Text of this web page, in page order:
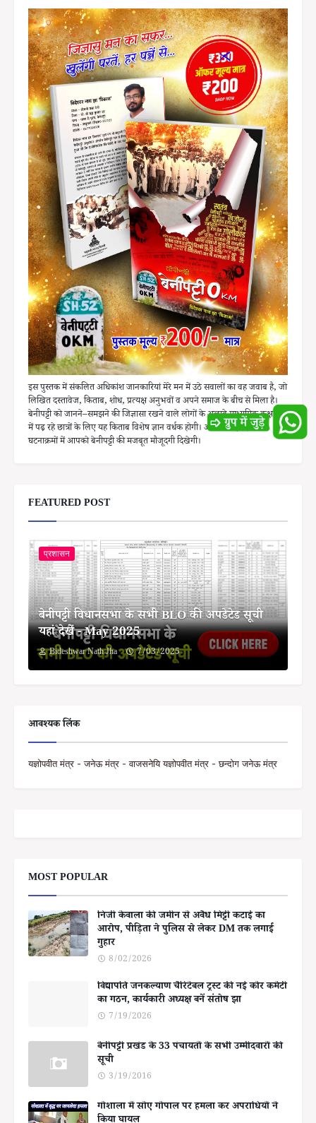
इस पुस्तक में संकलित अधिकांश जानकारियां मेरे मन में उठे सवालों का वह जवाब है, जो
लिखित दस्तावेज, किताब, शोध, प्रत्यक्ष अनुभवों व अपने समाज के बीच से मिला है।
बेनीपट्टी को जानने–समझने की जिज्ञासा रखने वाले लोगों के अलावे माध्यमिक कक्षाओं
में पढ़ रहे छात्रों के लिए यह किताब विशेष ज्ञान वर्धक होगी। अधिकांश ऐतिहासिक
घटनाक्रमों में आपको बेनीपट्टी की मजबूत मौजूदगी दिखेगी।
FEATURED POST
प्रशासन
बेनीपट्टी विधानसभा के सभी BLO की अपडेटेड सूची
यहां देखें - May 2025
Bideshwar Nath Jha 7/03/2025
आवश्यक लिंक
यज्ञोपवीत मंत्र - जनेऊ मंत्र - वाजसनेयि यज्ञोपवीत मंत्र - छन्दोग जनेऊ मंत्र
MOST POPULAR
निजी केवाला की जमीन से अवैध मिट्टी कटाई का
आरोप, पीड़िता ने पुलिस से लेकर DM तक लगाई
गुहार
8/02/2026
विद्यापति जनकल्याण चैरिटेबल ट्रस्ट की नई कोर कमेटी
का गठन, कार्यकारी अध्यक्ष बनें संतोष झा
7/19/2026
बेनीपट्टी प्रखंड के 33 पंचायतों के सभी उम्मीदवारों की
सूची
3/19/2016
गोशाला में सोए गोपाल पर हमला कर अपराधियों ने